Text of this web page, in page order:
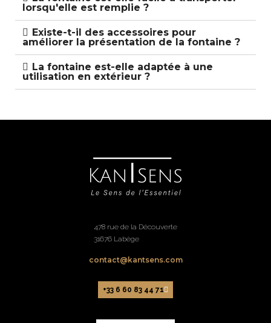
lorsqu'elle est remplie ?
Existe-t-il des accessoires pour
améliorer la présentation de la fontaine ?
La fontaine est-elle adaptée à une
utilisation en extérieur ?
478 rue de la Découverte
31676 Labège
contact@kantsens.com
+33 6 60 83 44 71